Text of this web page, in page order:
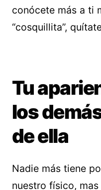
conócete más a ti
“cosquillita”,
Tu
los
de ella
Nadie más tiene
nuestro físico,